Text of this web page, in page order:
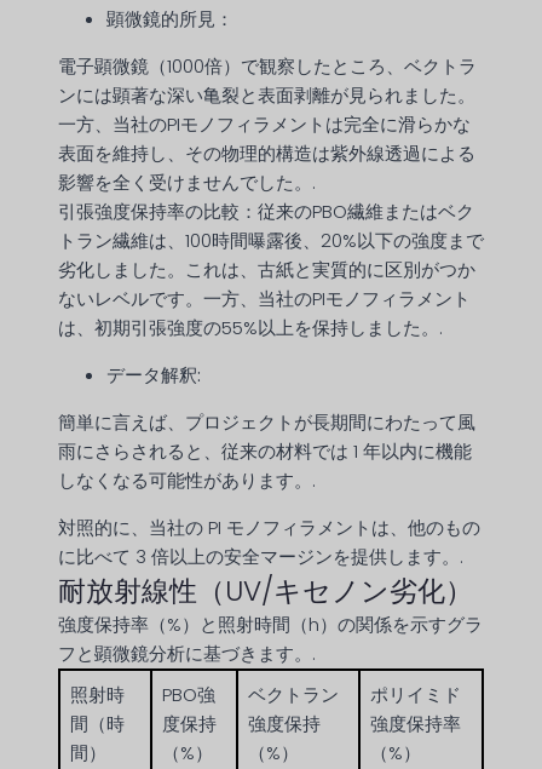
顕微鏡的所見：
電子顕微鏡（1000倍）で観察したところ、ベクトラ
ンには顕著な深い亀裂と表面剥離が見られました。
一方、当社のPIモノフィラメントは完全に滑らかな
表面を維持し、その物理的構造は紫外線透過による
影響を全く受けませんでした。.
引張強度保持率の比較：従来のPBO繊維またはベク
トラン繊維は、100時間曝露後、20%以下の強度まで
劣化しました。これは、古紙と実質的に区別がつか
ないレベルです。一方、当社のPIモノフィラメント
は、初期引張強度の55%以上を保持しました。.
データ解釈:
簡単に言えば、プロジェクトが長期間にわたって風
雨にさらされると、従来の材料では 1 年以内に機能
しなくなる可能性があります。.
対照的に、当社の PI モノフィラメントは、他のもの
に比べて 3 倍以上の安全マージンを提供します。.
耐放射線性（UV/キセノン劣化）
強度保持率（%）と照射時間（h）の関係を示すグラ
フと顕微鏡分析に基づきます。.
照射時
間（時
間）
PBO強
度保持
（%）
ベクトラン
強度保持
（%）
ポリイミド
強度保持率
（%）